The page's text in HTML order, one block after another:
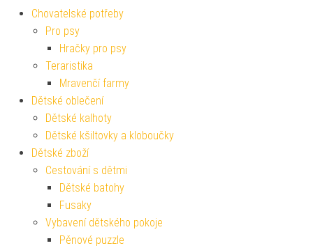
Chovatelské potřeby
Pro psy
Hračky pro psy
Teraristika
Mravenčí farmy
Dětské oblečení
Dětské kalhoty
Dětské kšiltovky a kloboučky
Dětské zboží
Cestování s dětmi
Dětské batohy
Fusaky
Vybavení dětského pokoje
Pěnové puzzle